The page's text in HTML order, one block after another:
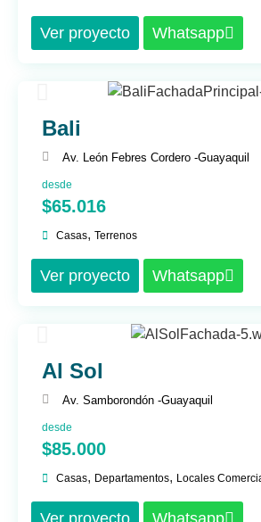
Ver proyecto Whatsapp
Bali
Av. León Febres Cordero -Guayaquil
desde
$65.016
Casas, Terrenos
Ver proyecto Whatsapp
Al Sol
Av. Samborondón -Guayaquil
desde
$85.000
Casas, Departamentos, Locales
Ver proyecto Whatsapp